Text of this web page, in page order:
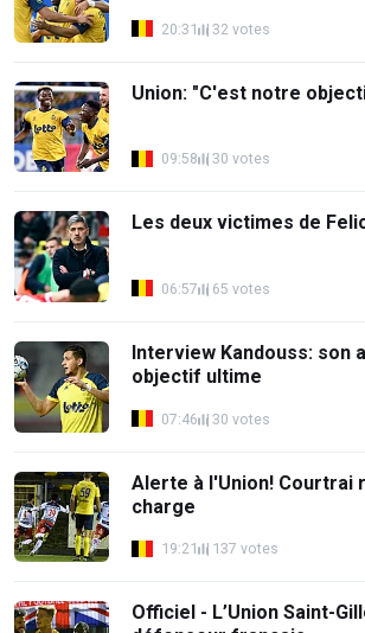
20:31 32 votes
Union: "C'est notre
09:58 30 votes
Les deux victimes de
06:57 65 votes
Interview Kandouss: son
objectif ultime
07:46 30 votes
Alerte à l'Union! Courtrai
charge
19:21 137 votes
Officiel - L’Union Saint-